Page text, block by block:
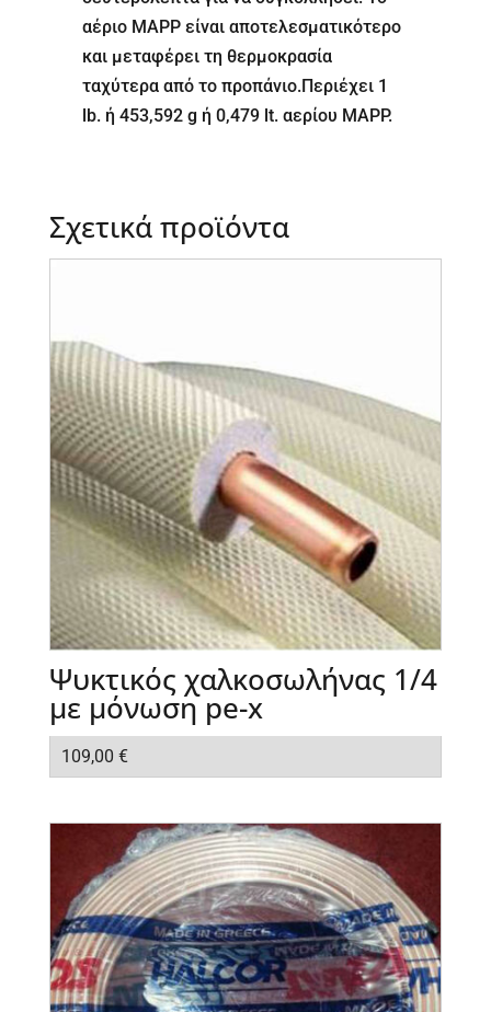
αέριο MAPP είναι αποτελεσματικότερο
και μεταφέρει τη θερμοκρασία
ταχύτερα από το προπάνιο.Περιέχει 1
lb. ή 453,592 g ή 0,479 lt. αερίου MAPP.
Σχετικά προϊόντα
Ψυκτικός χαλκοσωλήνας 1/4
με μόνωση pe-x
109,00 €